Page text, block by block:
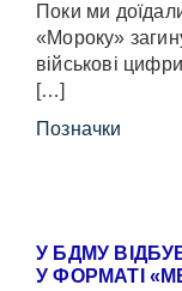
Поки ми
«Мороку»
військові
[…]
Позначки
У БДМУ
У ФОРМАТІ